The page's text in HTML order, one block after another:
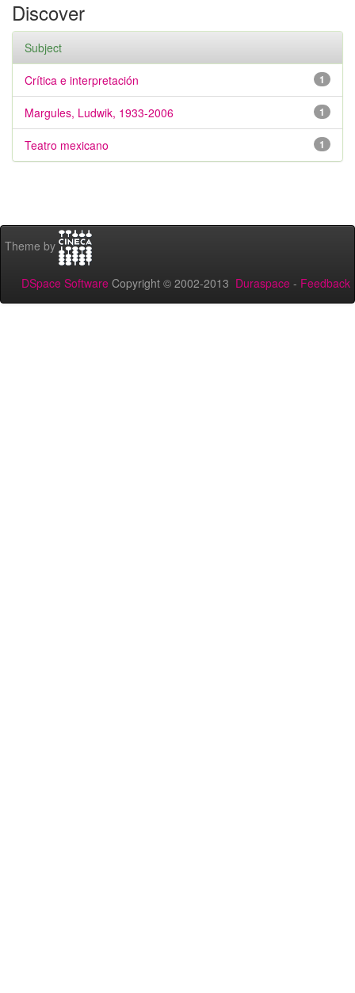
Discover
Subject
1
Crítica e interpretación
1
Margules, Ludwik, 1933-2006
1
Teatro mexicano
Theme by
DSpace Software Copyright © 2002-2013 Duraspace - Feedback